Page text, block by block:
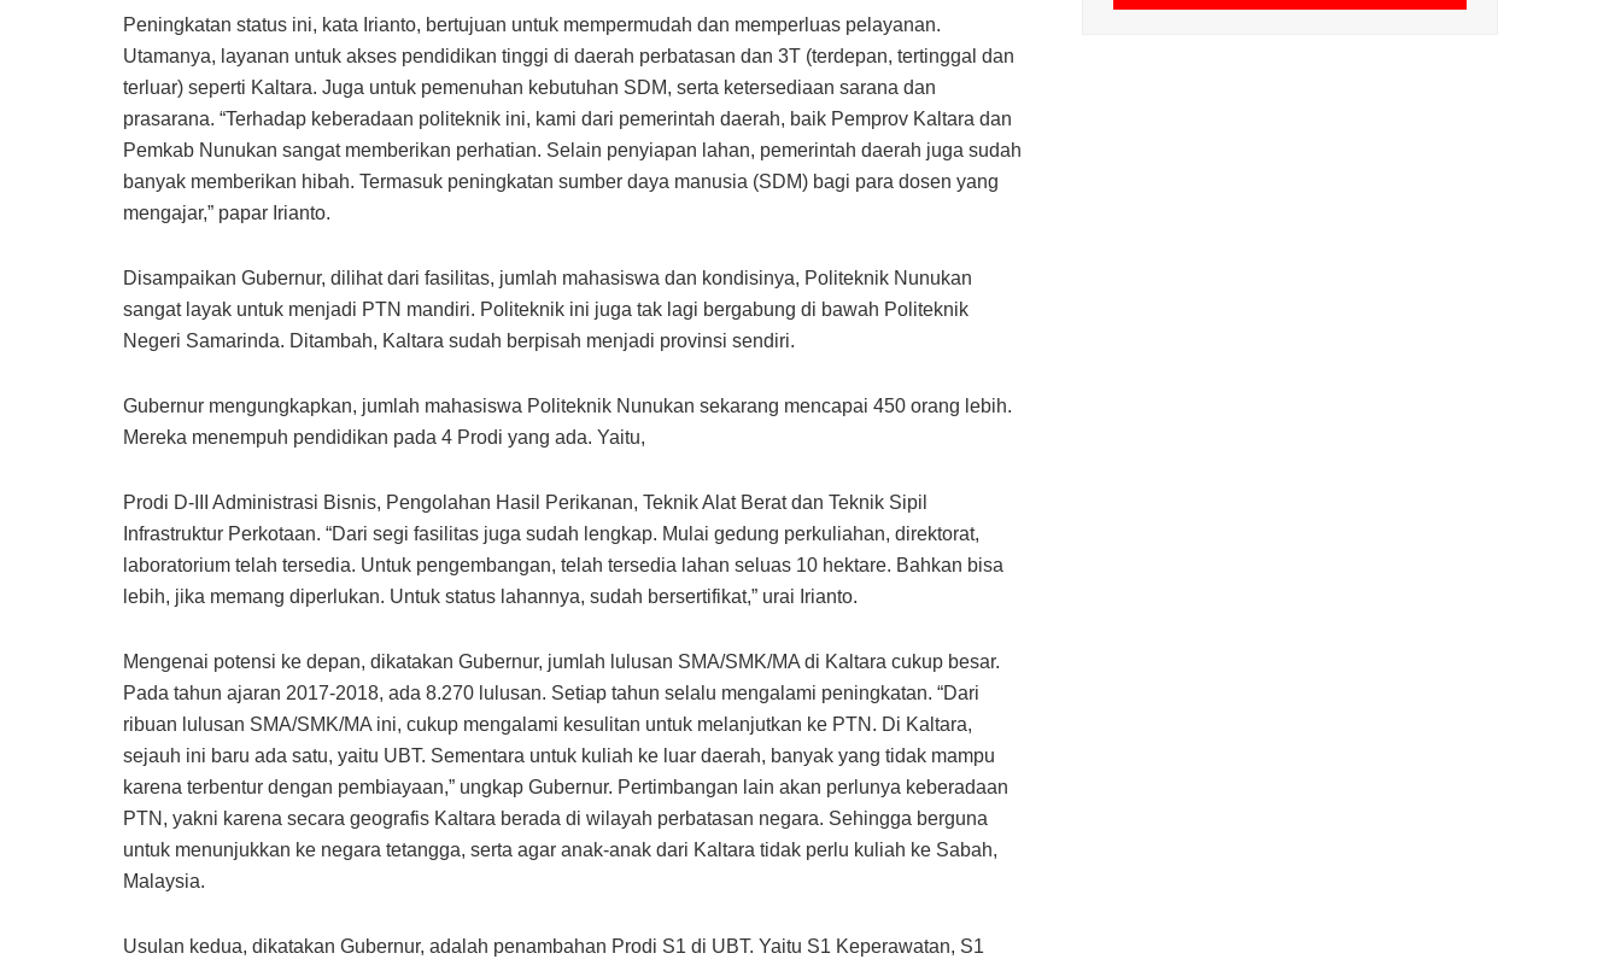
Peningkatan status ini, kata Irianto, bertujuan untuk mempermudah dan memperluas pelayanan.
Utamanya, layanan untuk akses pendidikan tinggi di daerah perbatasan dan 3T (terdepan, tertinggal dan
terluar) seperti Kaltara. Juga untuk pemenuhan kebutuhan SDM, serta ketersediaan sarana dan
prasarana. “Terhadap keberadaan politeknik ini, kami dari pemerintah daerah, baik Pemprov Kaltara dan
Pemkab Nunukan sangat memberikan perhatian. Selain penyiapan lahan, pemerintah daerah juga sudah
banyak memberikan hibah. Termasuk peningkatan sumber daya manusia (SDM) bagi para dosen yang
mengajar,” papar Irianto.
Disampaikan Gubernur, dilihat dari fasilitas, jumlah mahasiswa dan kondisinya, Politeknik Nunukan
sangat layak untuk menjadi PTN mandiri. Politeknik ini juga tak lagi bergabung di bawah Politeknik
Negeri Samarinda. Ditambah, Kaltara sudah berpisah menjadi provinsi sendiri.
Gubernur mengungkapkan, jumlah mahasiswa Politeknik Nunukan sekarang mencapai 450 orang lebih.
Mereka menempuh pendidikan pada 4 Prodi yang ada. Yaitu,
Prodi D-III Administrasi Bisnis, Pengolahan Hasil Perikanan, Teknik Alat Berat dan Teknik Sipil
Infrastruktur Perkotaan. “Dari segi fasilitas juga sudah lengkap. Mulai gedung perkuliahan, direktorat,
laboratorium telah tersedia. Untuk pengembangan, telah tersedia lahan seluas 10 hektare. Bahkan bisa
lebih, jika memang diperlukan. Untuk status lahannya, sudah bersertifikat,” urai Irianto.
Mengenai potensi ke depan, dikatakan Gubernur, jumlah lulusan SMA/SMK/MA di Kaltara cukup besar.
Pada tahun ajaran 2017-2018, ada 8.270 lulusan. Setiap tahun selalu mengalami peningkatan. “Dari
ribuan lulusan SMA/SMK/MA ini, cukup mengalami kesulitan untuk melanjutkan ke PTN. Di Kaltara,
sejauh ini baru ada satu, yaitu UBT. Sementara untuk kuliah ke luar daerah, banyak yang tidak mampu
karena terbentur dengan pembiayaan,” ungkap Gubernur. Pertimbangan lain akan perlunya keberadaan
PTN, yakni karena secara geografis Kaltara berada di wilayah perbatasan negara. Sehingga berguna
untuk menunjukkan ke negara tetangga, serta agar anak-anak dari Kaltara tidak perlu kuliah ke Sabah,
Malaysia.
Usulan kedua, dikatakan Gubernur, adalah penambahan Prodi S1 di UBT. Yaitu S1 Keperawatan, S1